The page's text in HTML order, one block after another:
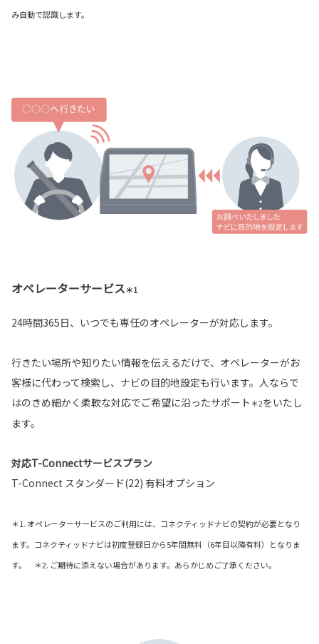
み自動で認識します。
オペレーターサービス＊1
24時間365日、いつでも専任のオペレーターが対応します。
行きたい場所や知りたい情報を伝えるだけで、オペレーターがお
客様に代わって検索し、ナビの目的地設定も行います。人ならで
はのきめ細かく柔軟な対応でご希望に沿ったサポート ＊2をいたし
ます。
対応T-Connectサービスプラン
T-Connect スタンダード(22) 有料オプション
＊1. オペレーターサービスのご利用には、コネクティッドナビの契約が必要となり
ます。コネクティッドナビは初度登録日から5年間無料（6年目以降有料）となりま
す。 ＊2. ご期待に添えない場合があります。あらかじめご了承ください。